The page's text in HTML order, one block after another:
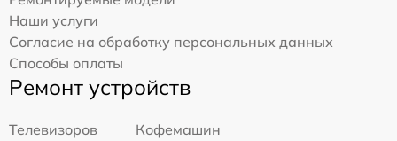
Наши услуги
Согласие на обработку персональных данных
Способы оплаты
Ремонт устройств
Телевизоров Кофемашин